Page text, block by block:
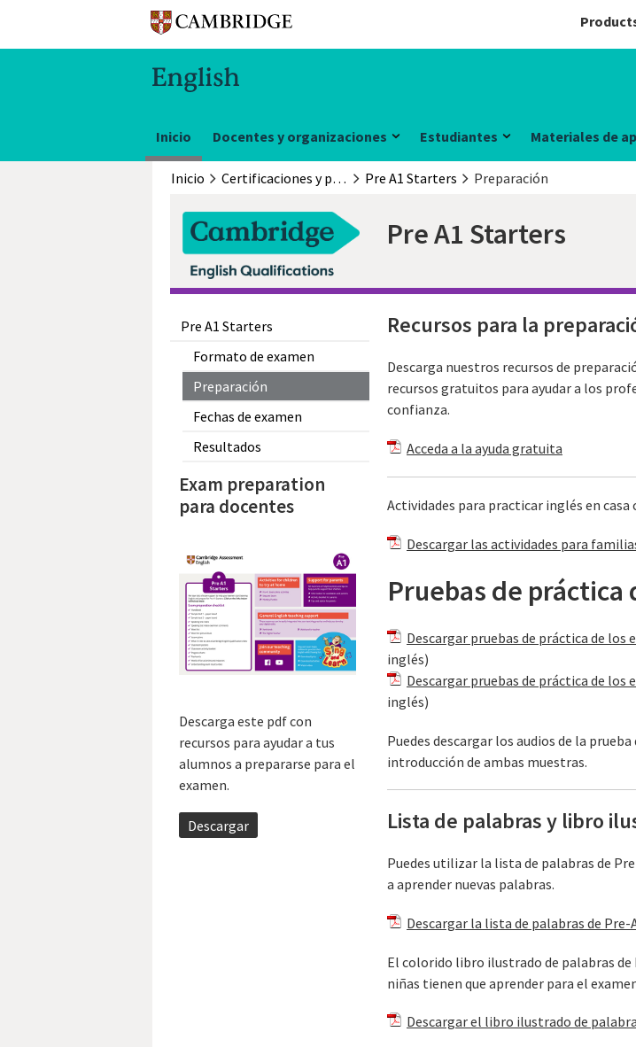
Inicio Docentes y organizaciones Estudiantes Materiales de
Inicio Certificaciones y pruebas Pre A1 Starters Preparación
Pre A1 Starters
Pre A1 Starters
Formato de examen
Preparación
Fechas de examen
Resultados
Exam preparation
para docentes
Descarga este pdf con
recursos para ayudar a tus
alumnos a prepararse para el
examen.
Descargar
Recursos para la
Descarga nuestros recursos de
recursos gratuitos para ayudar a los
confianza.
Acceda a la ayuda gratuita
Actividades para practicar inglés en casa
Descargar las actividades para
Pruebas de práctica
Descargar pruebas de práctica de los
inglés)
Descargar pruebas de práctica de los
inglés)
Puedes descargar los audios de la
introducción de ambas muestras.
Lista de palabras y libro
Puedes utilizar la lista de palabras de
a aprender nuevas palabras.
Descargar la lista de palabras de Pre-
El colorido libro ilustrado de palabras de
niñas tienen que aprender para el
Descargar el libro ilustrado de